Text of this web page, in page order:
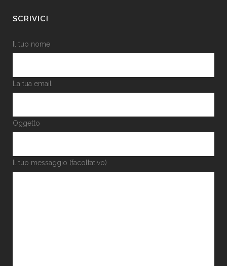
SCRIVICI
Il tuo nome
La tua email
Oggetto
Il tuo messaggio (facoltativo)